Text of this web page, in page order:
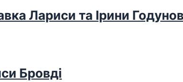
Лариси та Ірини
Бровді